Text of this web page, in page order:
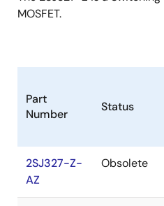
MOSFET.
Part
Number
Status
2SJ327-Z-
AZ
Obsolete